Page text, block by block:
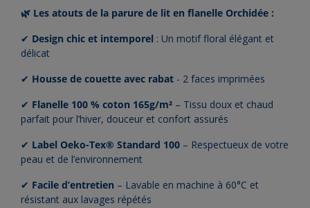
🌿 Les atouts de la parure de lit en flanelle Orchidée :
✔ Design chic et intemporel : Un motif floral élégant et
délicat
✔ Housse de couette avec rabat - 2 faces imprimées
✔ Flanelle 100 % coton 165g/m² – Tissu doux et chaud
parfait pour l’hiver, douceur et confort assurés
✔ Label Oeko-Tex® Standard 100 – Respectueux de votre
peau et de l’environnement
✔ Facile d’entretien – Lavable en machine à 60°C et
résistant aux lavages répétés